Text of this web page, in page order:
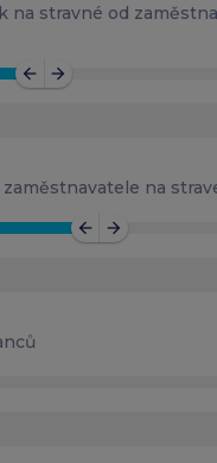
na stravné od
arrow_back arrow_forward
na
arrow_back arrow_forward